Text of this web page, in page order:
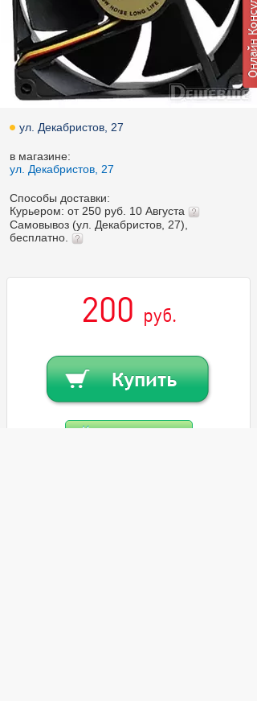
ул. Декабристов, 27
в магазине:
ул. Декабристов, 27
Способы доставки:
Курьером: от 250 руб. 10 Августа
Самовывоз (ул. Декабристов, 27),
бесплатно.
200 руб.
Купить в кредит